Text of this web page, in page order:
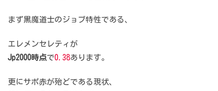
まず黒魔道士のジョブ特性である、
エレメンセレティが
Jp2000時点で0.38あります。
更にサポ赤が殆どである現状、